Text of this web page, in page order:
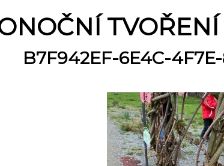
TVOŘENÍ
B7F942EF-6E4C-